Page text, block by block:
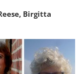
Birgitta